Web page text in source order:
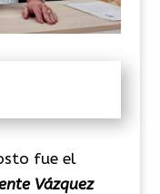
fue el
Vázquez